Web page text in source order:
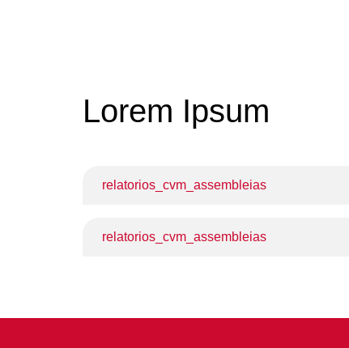
Lorem Ipsum
relatorios_cvm_assembleias
relatorios_cvm_assembleias